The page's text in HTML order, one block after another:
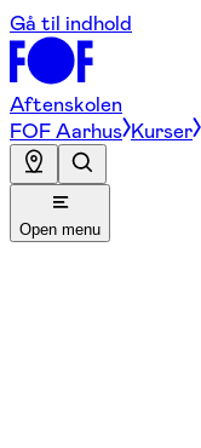
Gå til indhold
Aftenskolen
FOF Aarhus Kurser
Open menu